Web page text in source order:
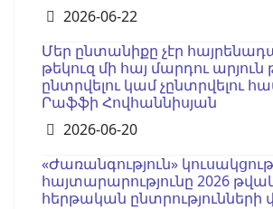
Details
2026-06-22
Մեր ընտանիքը չէր
թեկուզ մի հայ մարդու
ընտրվելու կամ չընտրվելու
Րաֆֆի Հովհաննիսյան
Details
2026-06-20
«Ժառանգություն»
հայտարարությունը 2026
հերթական ընտրությունների